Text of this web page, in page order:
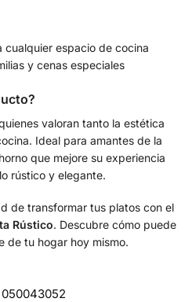
cualquier espacio de cocina
y cenas especiales
valoran tanto la estética
Ideal para amantes de la
que mejore su experiencia
rústico y elegante.
de transformar tus platos con el
Rústico. Descubre cómo puede
de tu hogar hoy mismo.
050043052